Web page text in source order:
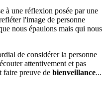
à une réflexion posée par une
l'image de personne
nous épaulons mais qui nous
de considérer la personne
attentivement et pas
faire preuve de bienveillance...